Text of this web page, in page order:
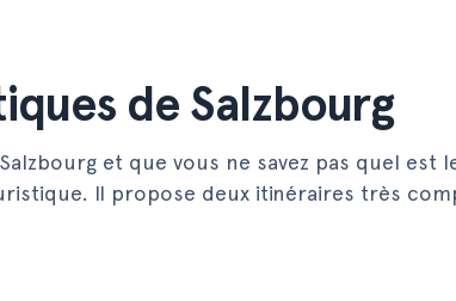
de Salzbourg
et que vous ne savez pas quel
Il propose deux itinéraires très